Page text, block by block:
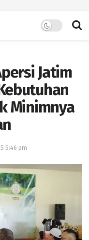
Jatim
Minimnya
5:46 pm